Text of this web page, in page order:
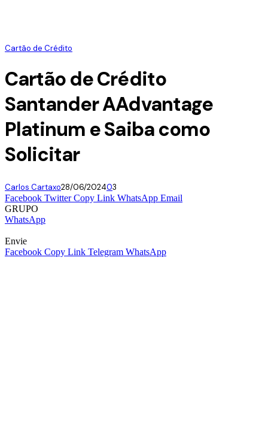
Cartão de Crédito
Cartão de Crédito
Santander AAdvantage
Platinum e Saiba como
Solicitar
Carlos Cartaxo28/06/202403
Facebook Twitter Copy Link WhatsApp Email
GRUPO
WhatsApp
Envie
Facebook Copy Link Telegram WhatsApp